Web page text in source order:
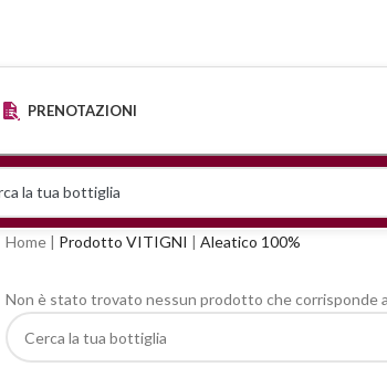
PRENOTAZIONI
Home | Prodotto VITIGNI | Aleatico 100%
Non è stato trovato nessun prodotto che corrisponde